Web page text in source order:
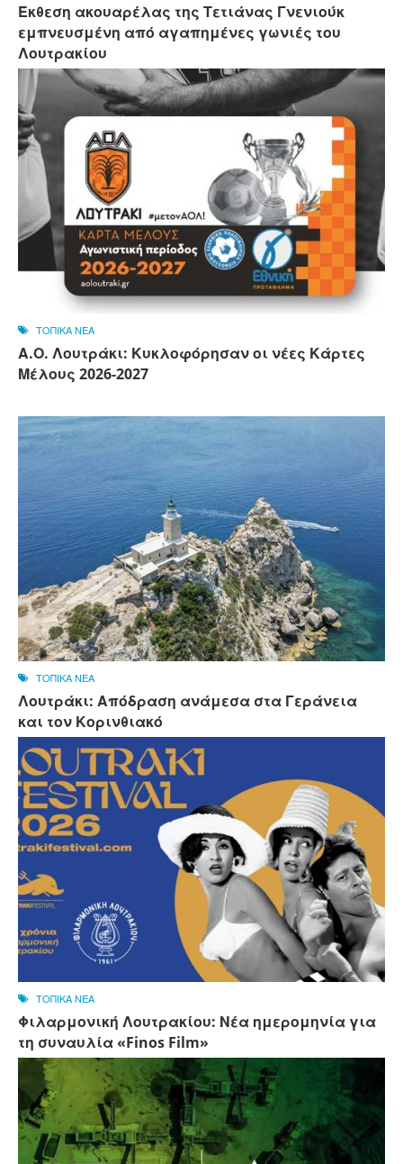
Έκθεση ακουαρέλας της Τετιάνας Γνενιούκ
εμπνευσμένη από αγαπημένες γωνιές του
Λουτρακίου
ΤΟΠΙΚΑ ΝΕΑ
Α.Ο. Λουτράκι: Κυκλοφόρησαν οι νέες Κάρτες
Μέλους 2026-2027
ΤΟΠΙΚΑ ΝΕΑ
Λουτράκι: Απόδραση ανάμεσα στα Γεράνεια
και τον Κορινθιακό
ΤΟΠΙΚΑ ΝΕΑ
Φιλαρμονική Λουτρακίου: Νέα ημερομηνία για
τη συναυλία «Finos Film»